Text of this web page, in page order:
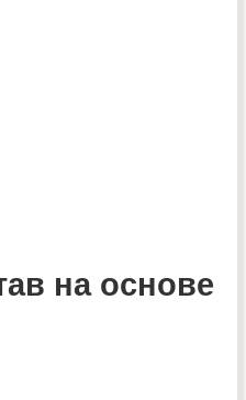
на основе